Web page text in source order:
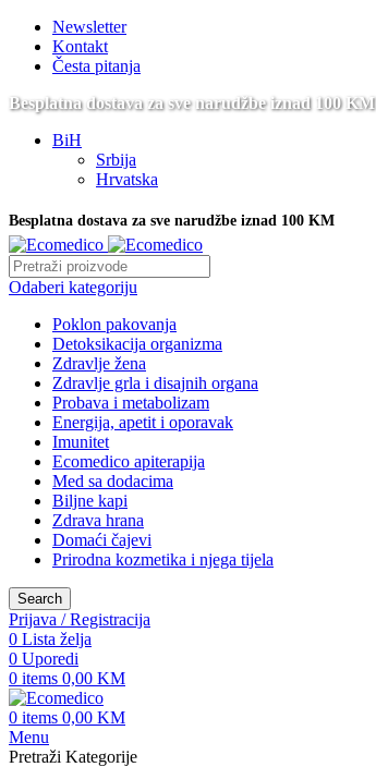
Newsletter
Kontakt
Česta pitanja
Besplatna dostava za sve narudžbe iznad 100 KM
BiH
Srbija
Hrvatska
Besplatna dostava za sve narudžbe iznad 100 KM
Odaberi kategoriju
Poklon pakovanja
Detoksikacija organizma
Zdravlje žena
Zdravlje grla i disajnih organa
Probava i metabolizam
Energija, apetit i oporavak
Imunitet
Ecomedico apiterapija
Med sa dodacima
Biljne kapi
Zdrava hrana
Domaći čajevi
Prirodna kozmetika i njega tijela
Search
Prijava / Registracija
0 Lista želja
0 Uporedi
0 items 0,00 KM
0 items 0,00 KM
Menu
Pretraži Kategorije